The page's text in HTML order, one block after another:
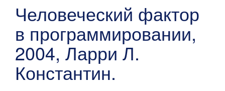
Человеческий фактор
в программировании,
2004, Ларри Л.
Константин.